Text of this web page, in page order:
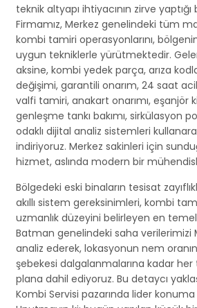
teknik altyapı ihtiyacının zirve
Firmamız, Merkez genelindeki tüm
kombi tamiri operasyonlarını,
uygun tekniklerle yürütmektedir.
aksine, kombi yedek parça, arıza
değişimi, garantili onarım, 24 saat
valfi tamiri, anakart onarımı, eşanjör
genleşme tankı bakımı, sirkülasyon
odaklı dijital analiz sistemleri
indiriyoruz. Merkez sakinleri için
hizmet, aslında modern bir
Bölgedeki eski binaların tesisat
akıllı sistem gereksinimleri, kombi
uzmanlık düzeyini belirleyen en
Batman genelindeki saha verilerimizi
analiz ederek, lokasyonun nem
şebekesi dalgalanmalarına kadar her
plana dahil ediyoruz. Bu detaycı
Kombi Servisi pazarında lider konuma